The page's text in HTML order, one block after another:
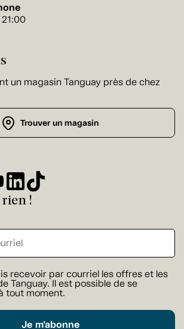
un magasin Tanguay près de chez
Trouver un magasin
!
recevoir par courriel les offres et les
Tanguay. Il est possible de se
tout moment.
Je m'abonne